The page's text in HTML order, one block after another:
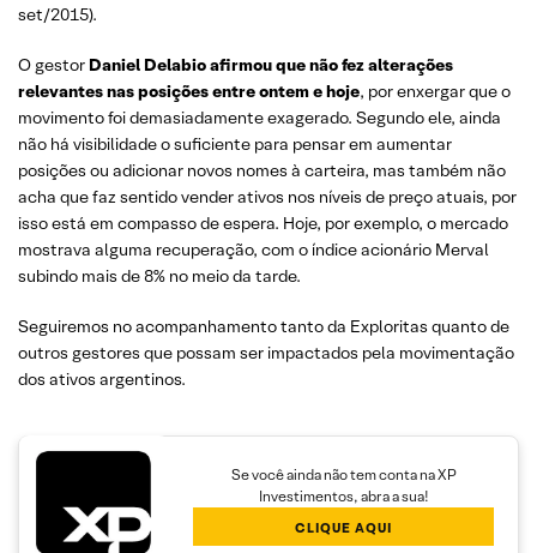
set/2015).
O gestor Daniel Delabio afirmou que não fez alterações
relevantes nas posições entre ontem e hoje, por enxergar que o
movimento foi demasiadamente exagerado. Segundo ele, ainda
não há visibilidade o suficiente para pensar em aumentar
posições ou adicionar novos nomes à carteira, mas também não
acha que faz sentido vender ativos nos níveis de preço atuais, por
isso está em compasso de espera. Hoje, por exemplo, o mercado
mostrava alguma recuperação, com o índice acionário Merval
subindo mais de 8% no meio da tarde.
Seguiremos no acompanhamento tanto da Exploritas quanto de
outros gestores que possam ser impactados pela movimentação
dos ativos argentinos.
Se você ainda não tem conta na XP
Investimentos, abra a sua!
CLIQUE AQUI